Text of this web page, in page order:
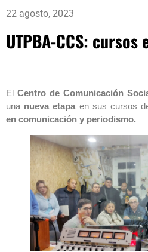
22 agosto, 2023
UTPBA-CCS: cursos
El Centro de Comunicación
una nueva etapa en sus cursos
en comunicación y periodismo.